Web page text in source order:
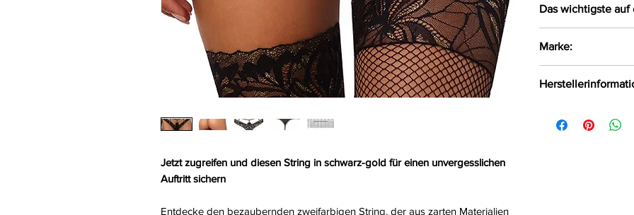
Jetzt zugreifen und diesen String in schwarz-gold für einen unvergesslichen
Auftritt sichern
Entdecke den bezaubernden zweifarbigen String, der aus zarten Materialien
Das wichtigste auf
zarten
Das Design ist
Der String liegt
Farbe:
schwarz-
Marke:
Białystok, Polen,